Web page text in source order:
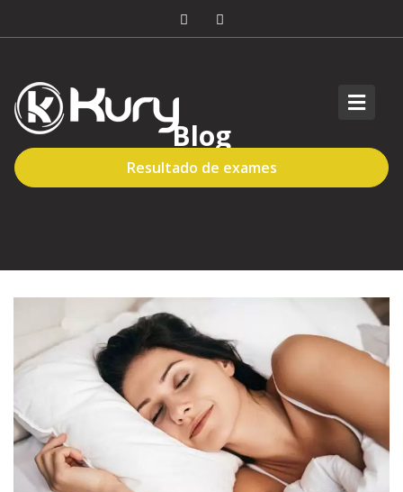
Resultado de exames
Blog